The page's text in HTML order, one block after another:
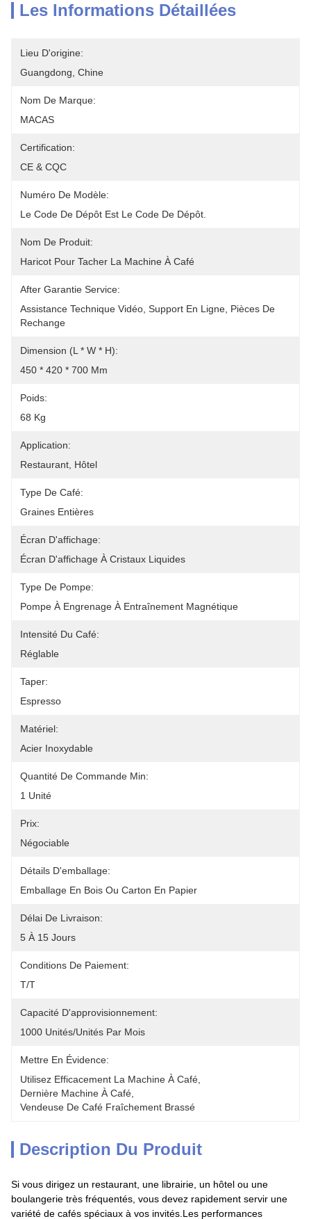
Les Informations Détaillées
Lieu D'origine:
Guangdong, Chine
Nom De Marque:
MACAS
Certification:
CE & CQC
Numéro De Modèle:
Le Code De Dépôt Est Le Code De Dépôt.
Nom De Produit:
Haricot Pour Tacher La Machine À Café
After Garantie Service:
Assistance Technique Vidéo, Support En Ligne, Pièces De
Rechange
Dimension (l * W * H):
450 * 420 * 700 Mm
Poids:
68 Kg
Application:
Restaurant, Hôtel
Type De Café:
Graines Entières
Écran D'affichage:
Écran D'affichage À Cristaux Liquides
Type De Pompe:
Pompe À Engrenage À Entraînement Magnétique
Intensité Du Café:
Réglable
Taper:
Espresso
Matériel:
Acier Inoxydable
Quantité De Commande Min:
1 Unité
Prix:
Négociable
Détails D'emballage:
Emballage En Bois Ou Carton En Papier
Délai De Livraison:
5 À 15 Jours
Conditions De Paiement:
T/T
Capacité D'approvisionnement:
1000 Unités/unités Par Mois
Mettre En Évidence:
Utilisez Efficacement La Machine À Café
Dernière Machine À Café
Vendeuse De Café Fraîchement Brassé
Description Du Produit
Si vous dirigez un restaurant, une librairie, un hôtel ou une
boulangerie très fréquentés, vous devez rapidement servir une
variété de cafés spéciaux à vos invités.Les performances